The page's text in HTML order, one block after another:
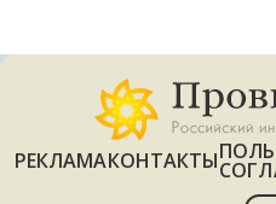
РЕКЛАМАКОНТАКТЫ